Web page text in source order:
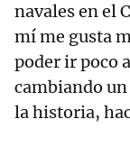
navales en el
mí me gusta
poder ir poco
cambiando
la historia,